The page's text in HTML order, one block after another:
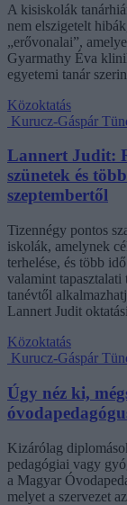
A kisiskolák
nem elszigetelt
„erővonalai”,
Gyarmathy Éva
egyetemi tanár
Közoktatás
Kurucz-Gáspár
Lannert Judit:
szünetek és
szeptembertől
Tizennégy pontos
iskolák, amelynek
terhelése, és több
valamint tapasztalati
tanévtől
Lannert Judit
Közoktatás
Kurucz-Gáspár
Úgy néz ki,
Kizárólag
pedagógiai vagy
a Magyar
melyet a szervezet